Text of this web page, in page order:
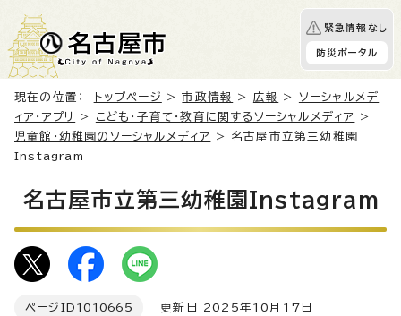
緊急情報なし
防災ポータル
現在の位置： トップページ >市政情報 > 広報 > ソーシャルメデ
ィア・アプリ
> こども・子育て・教育に関するソーシャルメディア
>
児童館・幼稚園のソーシャルメディア
> 名古屋市立第三幼稚園
Instagram
名古屋市立第三幼稚園Instagram
ページID 1010665 更新日 2025年10月17日